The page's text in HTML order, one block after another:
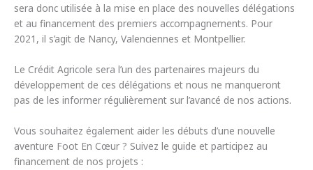
sera donc utilisée à la mise en place des nouvelles délégations
et au financement des premiers accompagnements. Pour
2021, il s’agit de Nancy, Valenciennes et Montpellier.
Le Crédit Agricole sera l’un des partenaires majeurs du
développement de ces délégations et nous ne manqueront
pas de les informer régulièrement sur l’avancé de nos actions.
Vous souhaitez également aider les débuts d’une nouvelle
aventure Foot En Cœur ? Suivez le guide et participez au
financement de nos projets :